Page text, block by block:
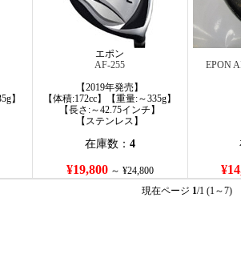
】
エポン
AF-255
【2019年発売】
【体積:172cc】【重量:～335g】
【長さ:～42.75インチ】
【ステンレス】
在庫数： 4
¥19,800～ ¥24,800
EPON
現在ページ 1/1 (1～7)